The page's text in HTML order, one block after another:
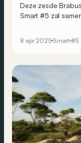
Deze zesde
Smart #5 zal
8 apr 2025 Smart #5